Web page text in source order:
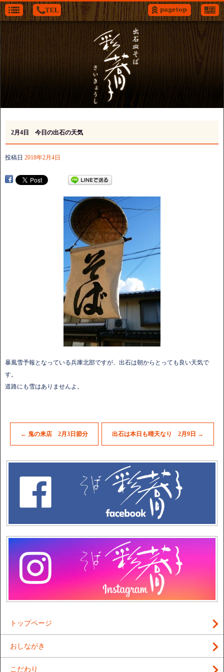
2月4日 今日の出石の天気
投稿日 2018年2月4日
暴風雪予報となっている兵庫北部ですが、出石は朝からとっても良い天気で
す。
道路にも雪はありませんよ。
← 鬼の来店 2月3日節分 出石は本日も晴天なり 2月9日 →
トップページ
おしながき
こだわり